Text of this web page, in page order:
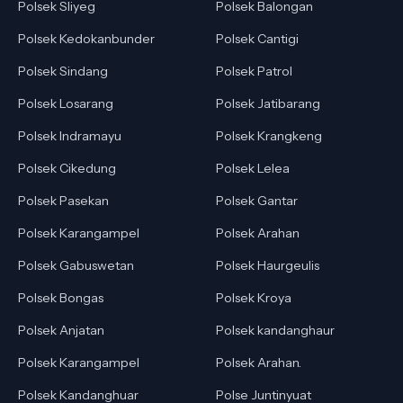
Polsek Sliyeg
Polsek Balongan
Polsek Kedokanbunder
Polsek Cantigi
Polsek Sindang
Polsek Patrol
Polsek Losarang
Polsek Jatibarang
Polsek Indramayu
Polsek Krangkeng
Polsek Cikedung
Polsek Lelea
Polsek Pasekan
Polsek Gantar
Polsek Karangampel
Polsek Arahan
Polsek Gabuswetan
Polsek Haurgeulis
Polsek Bongas
Polsek Kroya
Polsek Anjatan
Polsek kandanghaur
Polsek Karangampel
Polsek Arahan.
Polsek Kandanghuar
Polse Juntinyuat